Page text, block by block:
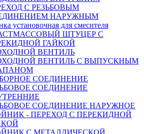
С РЕЗЬБОВЫМ
НАРУЖНЫМ
установочная для смесителя
ШТУЦЕР С
ГАЙКОЙ
ВЕНТИЛЬ
ВЕНТИЛЬ С ВЫПУСКНЫМ
СОЕДИНЕНИЕ
СОЕДИНЕНИЕ
СОЕДИНЕНИЕ НАРУЖНОЕ
- ПЕРЕХОД С ПЕРЕКИДНОЙ